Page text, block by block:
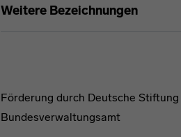
Weitere Bezeichnungen
Förderformel
Förderung durch Deutsche
Bundesverwaltungsamt